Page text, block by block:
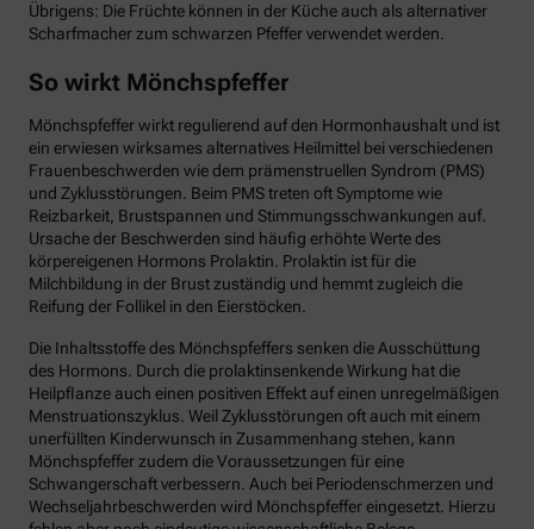
Übrigens: Die Früchte können in der Küche auch als alternativer
Scharfmacher zum schwarzen Pfeffer verwendet werden.
So wirkt Mönchspfeffer
Mönchspfeffer wirkt regulierend auf den Hormonhaushalt und ist
ein erwiesen wirksames alternatives Heilmittel bei verschiedenen
Frauenbeschwerden wie dem prämenstruellen Syndrom (PMS)
und Zyklusstörungen. Beim PMS treten oft Symptome wie
Reizbarkeit, Brustspannen und Stimmungsschwankungen auf.
Ursache der Beschwerden sind häufig erhöhte Werte des
körpereigenen Hormons Prolaktin. Prolaktin ist für die
Milchbildung in der Brust zuständig und hemmt zugleich die
Reifung der Follikel in den Eierstöcken.
Die Inhaltsstoffe des Mönchspfeffers senken die Ausschüttung
des Hormons. Durch die prolaktinsenkende Wirkung hat die
Heilpflanze auch einen positiven Effekt auf einen unregelmäßigen
Menstruationszyklus. Weil Zyklusstörungen oft auch mit einem
unerfüllten Kinderwunsch in Zusammenhang stehen, kann
Mönchspfeffer zudem die Voraussetzungen für eine
Schwangerschaft verbessern. Auch bei Periodenschmerzen und
Wechseljahrbeschwerden wird Mönchspfeffer eingesetzt. Hierzu